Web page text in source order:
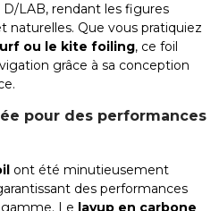
D/LAB, rendant les figures
naturelles. Que vous pratiquiez
ou le kite foiling, ce foil
grâce à sa conception
pour des performances
ont été minutieusement
des performances